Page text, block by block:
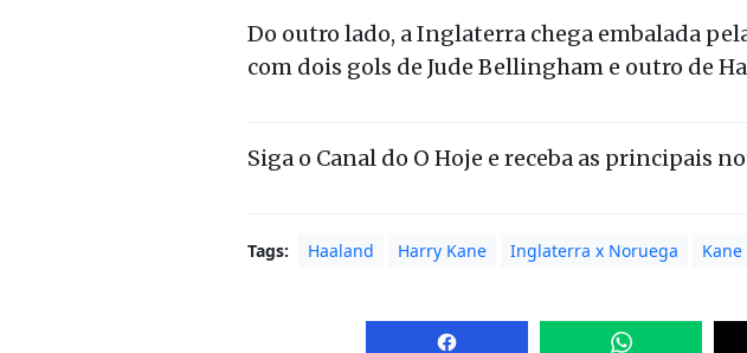
Do outro lado, a Inglaterra chega embalada
com dois gols de Jude Bellingham e outro de
Siga o Canal do O Hoje e receba as principais
Tags: Haaland Harry Kane Inglaterra x Noruega Kane